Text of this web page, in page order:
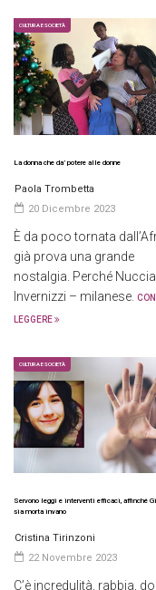
CULTURA E SOCIETÀ
La donna che da’ potere alle donne
Paola Trombetta
20 Dicembre 2023
È da poco tornata
già prova una grande
nostalgia. Perché Nuccia
Invernizzi – milanese.
LEGGERE
CULTURA E SOCIETÀ
Servono leggi e interventi efficaci, affinché
sia morta invano
Cristina Tirinzoni
22 Novembre 2023
C’è incredulità, rabbia,